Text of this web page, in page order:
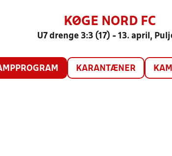
KØGE NORD FC
U7 drenge 3:3 (17) - 13. april,
KARANTÆNER